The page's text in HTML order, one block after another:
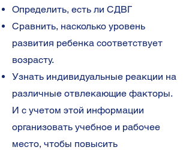
Определить, есть ли СДВГ
Сравнить, насколько уровень
развития ребенка соответствует
возрасту.
Узнать индивидуальные реакции на
различные отвлекающие факторы.
И с учетом этой информации
организовать учебное и рабочее
место, чтобы повысить